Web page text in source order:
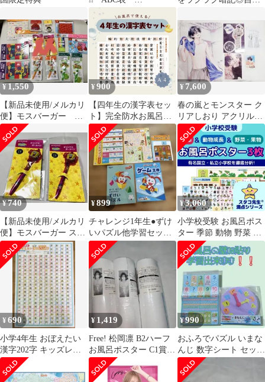
2026.07.14．Da．Ca．
A②
表！お風呂ポスターに
も使えます！
¥ 1,550
【新品未使用/メルカリ
便】モスバーガー お
もちゃセット
¥900
【四年生の漢字表セッ
ト】完全防水お風呂ポ
スター🛁音読み・訓読
み付きでしっかり覚え
る｜ラミネート加工◎
毎日のながら学習に最
¥ 7,600
春の嵐とモンスター ク
リアしおり アクリルス
タンド
¥740
【新品未使用/メルカリ
便】モスバーガー スポ
ンジ・ボブ ボールペン
¥899
チャレンジ1年生●ずけ
いパズル他学習セット
●1年生かん字ポスター
●お風呂ポスター
¥3,060
小学校受験 お風呂ポス
ター 季節 動物 野菜 果
物 理科的常識 お受験
知育
¥690
小学4年生 おぼえたい
漢字202字 キッズレッ
スン 学習ポスター お風
呂ポスター
¥ 1,419
Free! 松岡凛 B2ハーフ
お風呂ポスター C1賞 3
本セット
¥990
おふろでパズル いまな
んじ 数字シート セット
2026.06・07.A①